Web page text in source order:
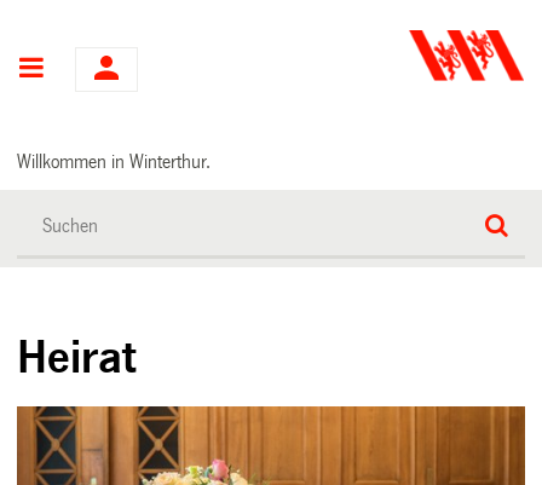
Hauptnavigation
Willkommen in Winterthur.
Heirat